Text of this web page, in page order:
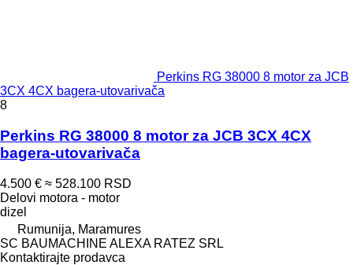
Perkins RG 38000 8 motor za JCB
3CX 4CX bagerа-utovarivačа
8
Perkins RG 38000 8 motor za JCB 3CX 4CX
bagera-utovarivača
4.500 € ≈ 528.100 RSD
Delovi motora - motor
dizel
Rumunija, Maramures
SC BAUMACHINE ALEXA RATEZ SRL
Kontaktirajte prodavca